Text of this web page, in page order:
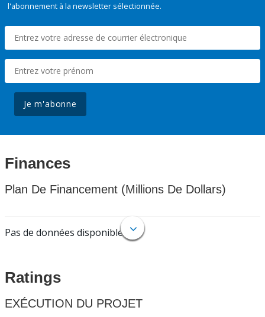
l'abonnement à la newsletter sélectionnée.
Je m'abonne
Finances
Plan De Financement (Millions De Dollars)
Pas de données disponibles.
Ratings
EXÉCUTION DU PROJET